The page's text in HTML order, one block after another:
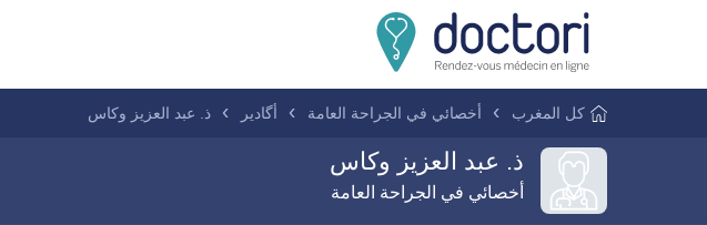
كل المغرب أخصائي في الجراحة العامة أگادير ذ. عبد العزيز وكاس
ذ. عبد العزيز وكاس
أخصائي في الجراحة العامة